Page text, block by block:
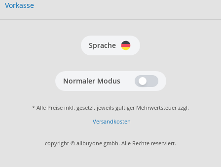
Vorkasse
Sprache
Normaler Modus
* Alle Preise inkl. gesetzl. jeweils gültiger Mehrwertsteuer zzgl.
Versandkosten
copyright © allbuyone gmbh. Alle Rechte reserviert.